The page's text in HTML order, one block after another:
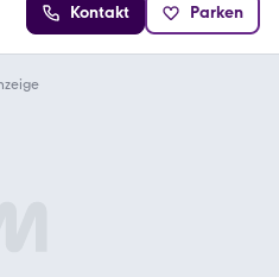
Kontakt Parken